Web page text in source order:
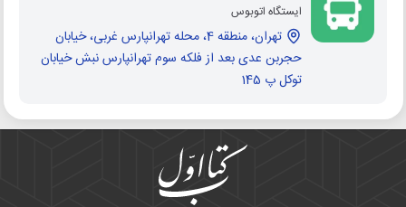
ایستگاه اتوبوس
تهران، منطقه 4، محله تهرانپارس غربی، خیابان
حجربن عدی بعد از فلکه سوم تهرانپارس نبش خیابان
توکل پ 145